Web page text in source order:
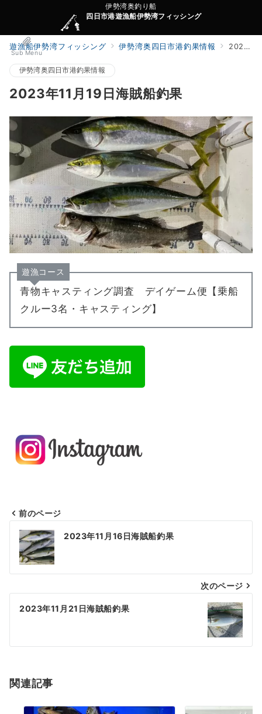
伊勢湾奥釣り船
四日市港遊漁船伊勢湾フィッシング
Sub Menu
遊漁船伊勢湾フィッシング 伊勢湾奥四日市港釣果情報 2023年11月19日海賊船釣果
伊勢湾奥四日市港釣果情報
2023年11月19日海賊船釣果
遊漁コース
青物キャスティング調査 デイゲーム便【乗船
クルー3名・キャスティング】
投
稿
ナ
ビ
ゲ
シ
ン
前のページ
2023年11月16日海賊船釣果
次のページ
2023年11月21日海賊船釣果
関連記事